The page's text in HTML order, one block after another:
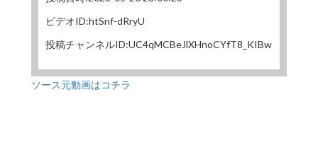
ビデオID:htSnf-dRryU
投稿チャンネルID:UC4qMCBeJlXHnoCYfT8_KIBw
ソース元動画はコチラ